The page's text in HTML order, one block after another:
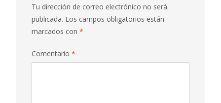
Tu dirección de correo electrónico no será
publicada. Los campos obligatorios están
marcados con *
Comentario *